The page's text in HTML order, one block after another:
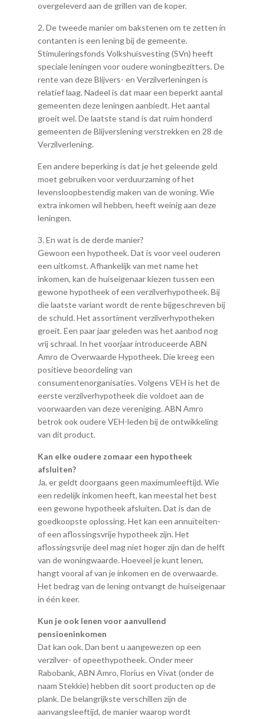
overgeleverd aan de grillen van de koper.
2. De tweede manier om bakstenen om te zetten in
contanten is een lening bij de gemeente.
Stimuleringsfonds Volkshuisvesting (SVn) heeft
speciale leningen voor oudere woningbezitters. De
rente van deze Blijvers- en Verzilverleningen is
relatief laag. Nadeel is dat maar een beperkt aantal
gemeenten deze leningen aanbiedt. Het aantal
groeit wel. De laatste stand is dat ruim honderd
gemeenten de Blijverslening verstrekken en 28 de
Verzilverlening.
Een andere beperking is dat je het geleende geld
moet gebruiken voor verduurzaming of het
levensloopbestendig maken van de woning. Wie
extra inkomen wil hebben, heeft weinig aan deze
leningen.
3. En wat is de derde manier?
Gewoon een hypotheek. Dat is voor veel ouderen
een uitkomst. Afhankelijk van met name het
inkomen, kan de huiseigenaar kiezen tussen een
gewone hypotheek of een verzilverhypotheek. Bij
die laatste variant wordt de rente bijgeschreven bij
de schuld. Het assortiment verzilverhypotheken
groeit. Een paar jaar geleden was het aanbod nog
vrij schraal. In het voorjaar introduceerde ABN
Amro de Overwaarde Hypotheek. Die kreeg een
positieve beoordeling van
consumentenorganisaties. Volgens VEH is het de
eerste verzilverhypotheek die voldoet aan de
voorwaarden van deze vereniging. ABN Amro
betrok ook oudere VEH-leden bij de ontwikkeling
van dit product.
Kan elke oudere zomaar een hypotheek
afsluiten?
Ja, er geldt doorgaans geen maximumleeftijd. Wie
een redelijk inkomen heeft, kan meestal het best
een gewone hypotheek afsluiten. Dat is dan de
goedkoopste oplossing. Het kan een annuïteiten-
of een aflossingsvrije hypotheek zijn. Het
aflossingsvrije deel mag niet hoger zijn dan de helft
van de woningwaarde. Hoeveel je kunt lenen,
hangt vooral af van je inkomen en de overwaarde.
Het bedrag van de lening ontvangt de huiseigenaar
in één keer.
Kun je ook lenen voor aanvullend
pensioeninkomen
Dat kan ook. Dan bent u aangewezen op een
verzilver- of opeethypotheek. Onder meer
Rabobank, ABN Amro, Florius en Vivat (onder de
naam Stekkie) hebben dit soort producten op de
plank. De belangrijkste verschillen zijn de
aanvangsleeftijd, de manier waarop wordt